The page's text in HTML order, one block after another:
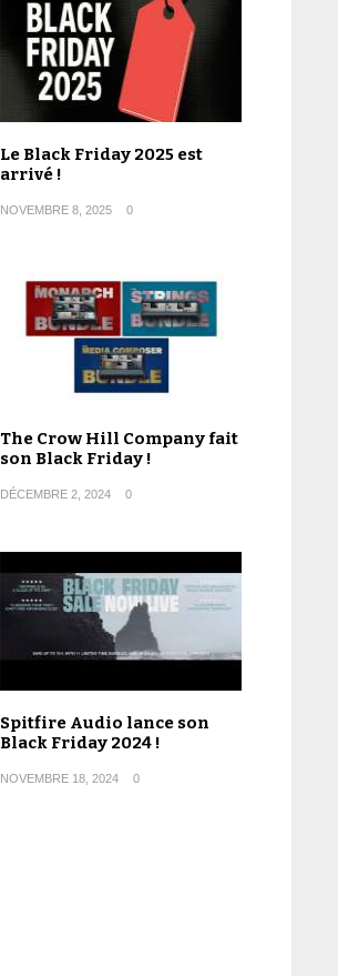
Le Black Friday 2025 est
arrivé !
NOVEMBRE 8, 2025 0
The Crow Hill Company fait
son Black Friday !
DÉCEMBRE 2, 2024 0
Spitfire Audio lance son
Black Friday 2024 !
NOVEMBRE 18, 2024 0